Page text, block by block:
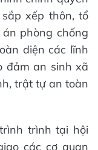
xếp thôn, tổ
phòng chống
diện các lĩnh
đảm an sinh xã
trật tự an toàn
trình tại hội
các cơ quan